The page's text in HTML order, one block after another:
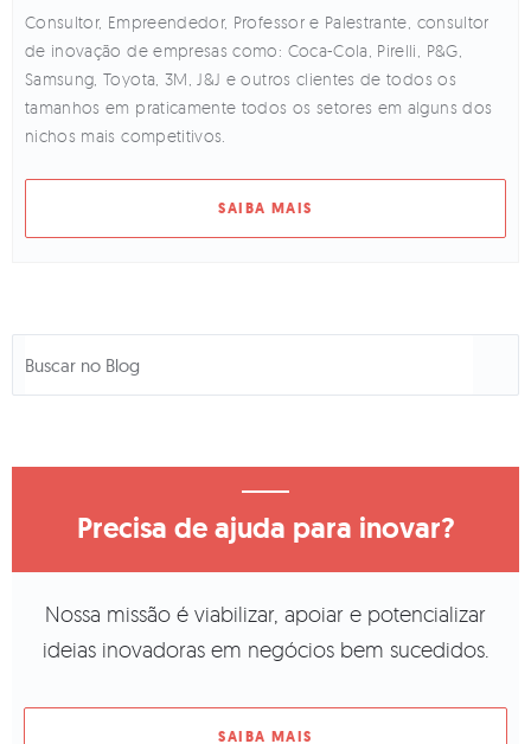
Consultor, Empreendedor, Professor e Palestrante, consultor
de inovação de empresas como: Coca-Cola, Pirelli, P&G,
Samsung, Toyota, 3M, J&J e outros clientes de todos os
tamanhos em praticamente todos os setores em alguns dos
nichos mais competitivos.
SAIBA MAIS
Precisa de ajuda para inovar?
Nossa missão é viabilizar, apoiar e potencializar
ideias inovadoras em negócios bem sucedidos.
SAIBA MAIS